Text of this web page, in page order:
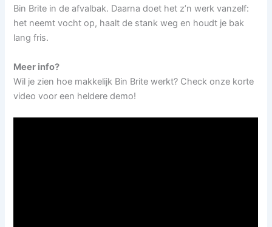
Bin Brite in de afvalbak. Daarna doet het z’n werk vanzelf:
het neemt vocht op, haalt de stank weg en houdt je bak
lang fris.
Meer info?
Wil je zien hoe makkelijk Bin Brite werkt? Check onze korte
video voor een heldere demo!